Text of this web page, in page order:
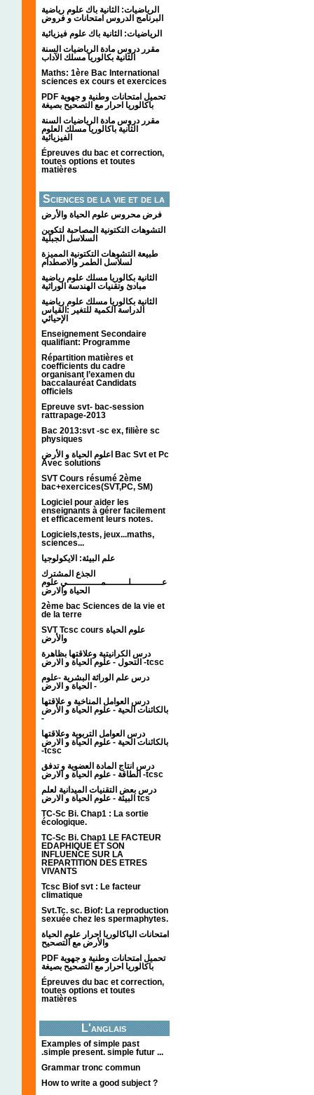
الرياضيات: الثانية باك علوم رياضية
البرنامج الدروس امتحانات و فروض
الرياضيات: الثانية باك علوم فيزيائية
مقرر دروس مادة الرياضيات السنة
الثانية بكالوريا مسلك الآداب
Maths: 1ère Bac International
sciences ex cours et exercices
PDF تحميل امتحانات وطنية و جهوية
باكالوريا احرار مع التصحيح بصيغة
مقرر دروس مادة الرياضيات السنة
الثانية باكالوريا مسلك العلوم
الفيزيائية
Épreuves du bac et correction,
toutes options et toutes
matières
Sciences de la vie et de la
terre
فرض محروس علوم الحياة والأرض
التشوهات التكتونیة المصاحبة لتكوین
السلاسل الجبلیة
طبيعة التشوهات التكتونية المميزة
لسلاسل الطمر والاصطدام
الثانية بكالوريا مسلك علوم رياضية
مبادئ وتقنيات الهندسة الوراثية
الثانية بكالوريا مسلك علوم رياضية
الدراسة الكمية للتغير :القياس
الإحيائي
Enseignement Secondaire
qualifiant: Programme
Répartition matières et
coefficients du cadre
organisant l’examen du
baccalauréat Candidats
officiels
Epreuve svt- bac-session
rattrapage-2013
Bac 2013:svt -sc ex, filière sc
physiques
اعلوم الحياة و الأرض Bac Svt et Pc
Avec solutions
SVT Cours résumé 2ème
bac+exercices(SVT,PC, SM)
Logiciel pour aider les
enseignants à gérer facilement
et efficacement leurs notes.
Logiciels,tests, jeux...maths,
sciences...
علم البيئة: الايكولوجيا
الجذع المشترك
عـــــــــــلــــــــمــــــــــــي علوم
الحياة والارض
2ème bac Sciences de la vie et
de la terre
SVT Tcsc cours علوم الحياة
والأرض
درس الكرانيتية وعلاقتها بظاهرة
التحول - علوم الحياة و الارض -tcsc
درس علم الوراثة البشرية -علوم
الحياة و الارض -
درس العوامل المناخية و علاقتها
بالكائنات الحية - علوم الحياة و الأرض
-
درس العوامل التربوية وعلاقتها
بالكائنات الحية - علوم الحياة و الارض
-tcsc
درس انتاج المادة العضوية و تدفق
الطاقة - علوم الحياة و الارض -tcsc
درس بعض التقنيات الميدانية لعلم
البيئة - علوم الحياة و الارض tcs
TC-Sc Bi. Chap1 : La sortie
écologique.
TC-Sc Bi. Chap1 LE FACTEUR
EDAPHIQUE ET SON
INFLUENCE SUR LA
REPARTITION DES ETRES
VIVANTS
Tcsc Biof svt : Le facteur
climatique
Svt.Tc. sc. Biof: La reproduction
sexuée chez les spermaphytes.
امتحانات الباكالوريا احرار علوم الحياة
والأرض مع التصحيح
PDF تحميل امتحانات وطنية و جهوية
باكالوريا احرار مع التصحيح بصيغة
Épreuves du bac et correction,
toutes options et toutes
matières
L'anglais
Examples of simple past
.simple present. simple futur ...
Grammar tronc commun
How to write a good subject ?